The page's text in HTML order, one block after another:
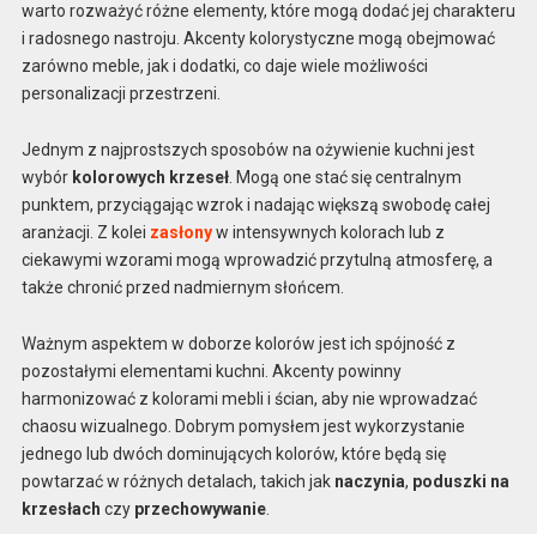
warto rozważyć różne elementy, które mogą dodać jej charakteru
i radosnego nastroju. Akcenty kolorystyczne mogą obejmować
zarówno meble, jak i dodatki, co daje wiele możliwości
personalizacji przestrzeni.
Jednym z najprostszych sposobów na ożywienie kuchni jest
wybór kolorowych krzeseł. Mogą one stać się centralnym
punktem, przyciągając wzrok i nadając większą swobodę całej
aranżacji. Z kolei zasłonyw intensywnych kolorach lub z
ciekawymi wzorami mogą wprowadzić przytulną atmosferę, a
także chronić przed nadmiernym słońcem.
Ważnym aspektem w doborze kolorów jest ich spójność z
pozostałymi elementami kuchni. Akcenty powinny
harmonizować z kolorami mebli i ścian, aby nie wprowadzać
chaosu wizualnego. Dobrym pomysłem jest wykorzystanie
jednego lub dwóch dominujących kolorów, które będą się
powtarzać w różnych detalach, takich jak naczynia, poduszki na
krzesłach czy przechowywanie.